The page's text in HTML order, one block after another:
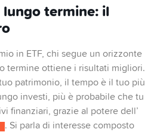
termine: il
in ETF, chi segue un orizzonte
termine ottiene i risultati migliori.
patrimonio, il tempo è il tuo più
investi, più è probabile che tu
finanziari, grazie al potere dell’
. Si parla di interesse composto